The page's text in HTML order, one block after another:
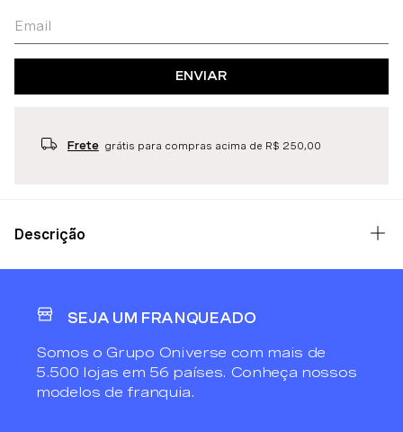
ENVIAR
Frete grátis para compras acima de R$ 250,00
Descrição
SEJA UM FRANQUEADO
Somos o Grupo Oniverse com mais de
5.500 lojas em 56 países. Conheça nossos
modelos de franquia.